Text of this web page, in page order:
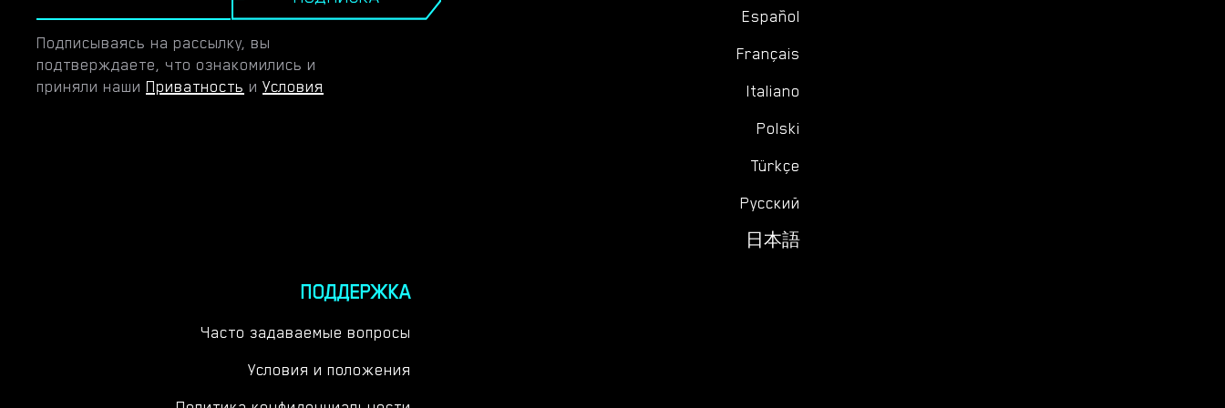
Подписываясь на рассылку, вы
подтверждаете, что ознакомились и
приняли наши Приватность и Условия
Español
Français
Italiano
Polski
Türkçe
Русский
日本語
ПОДДЕРЖКА
Часто задаваемые вопросы
Условия и положения